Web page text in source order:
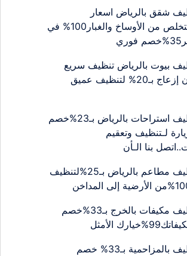
شقق بالرياض اسعار
رخيصه..للتخلص من الأوساخ والغبار100% في
بيوت بالرياض تنظيف سريع
وفعال دون إزعاج بـ20% لتنظيف عميق
شركة تنظيف استراحات بالرياض بـ23%خصم
لـتنظيف وتعقيم
بنا الـأن
شركة تنظيف مطاعم بالرياض بـ25%لتنظيف
شركة تنظيف مكيفات بالخرج بـ33%خصم
الأمثل
شركة تنظيف بالمزاحمية بـ33% خصم